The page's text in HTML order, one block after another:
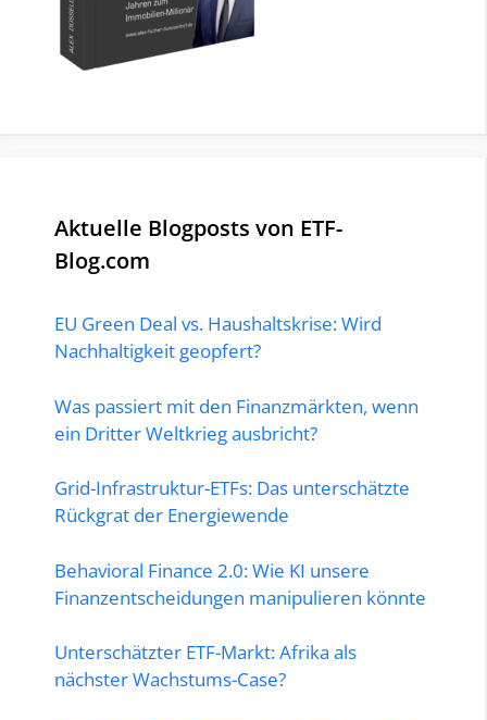
Aktuelle Blogposts von ETF-
Blog.com
EU Green Deal vs. Haushaltskrise: Wird
Nachhaltigkeit geopfert?
Was passiert mit den Finanzmärkten, wenn
ein Dritter Weltkrieg ausbricht?
Grid-Infrastruktur-ETFs: Das unterschätzte
Rückgrat der Energiewende
Behavioral Finance 2.0: Wie KI unsere
Finanzentscheidungen manipulieren könnte
Unterschätzter ETF-Markt: Afrika als
nächster Wachstums-Case?